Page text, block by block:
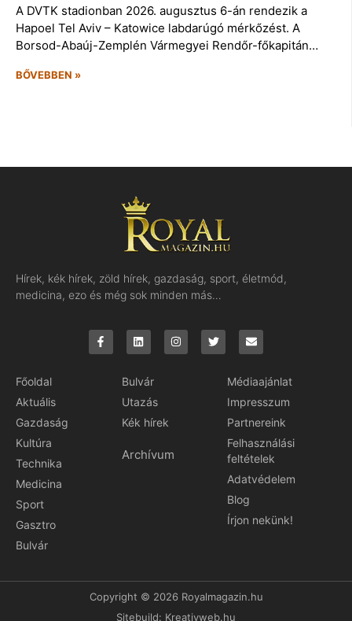
A DVTK stadionban 2026. augusztus 6-án rendezik a
Hapoel Tel Aviv – Katowice labdarúgó mérkőzést. A
Borsod-Abaúj-Zemplén Vármegyei Rendőr-főkapitán…
BŐVEBBEN »
Hírek, kék hírek, zöld hírek, gazdaság, sport, életmód,
medicina, ezo és még sok minden más…
Főoldal
Aktuális
Gazdaság
Kultúra
Technika
Medicina
Sport
Gasztro
Bulvár
Bulvár
Utazás
Kék hírek
Archívum
Médiaajánlat
Impresszum
Partnereink
Felhasználási
feltételek
Adatvédelem
Blog
Írjon nekünk!
Copyright © 2026 Royalmagazin.hu
Sitebuild: Kreativweb.hu